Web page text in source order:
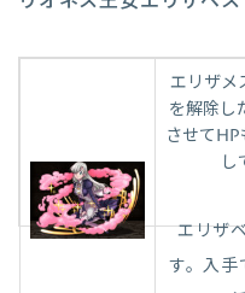
エリザメ
を解除し
させて
し
エリザ
す。入